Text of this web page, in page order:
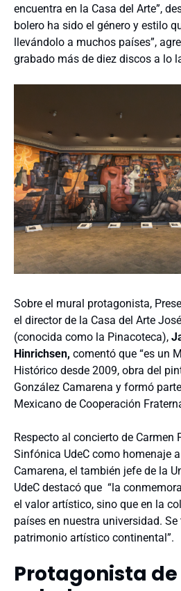
encuentra en la Casa del Arte”,
bolero ha sido el género y estilo
llevándolo a muchos países”,
grabado más de diez discos a lo
Sobre el mural protagonista,
el director de la Casa del Arte
(conocida como la Pinacoteca),
Hinrichsen, comentó que “es un
Histórico desde 2009, obra del
González Camarena y formó
Mexicano de Cooperación
Respecto al concierto de Carmen
Sinfónica UdeC como homenaje
Camarena, el también jefe de la
UdeC destacó que “la
el valor artístico, sino que en la
países en nuestra universidad.
patrimonio artístico continental”.
Protagonista